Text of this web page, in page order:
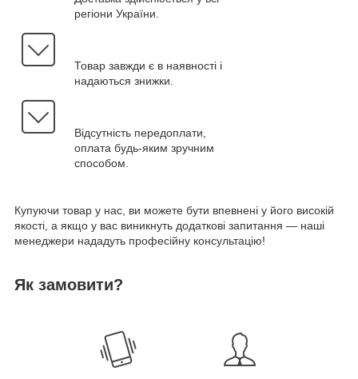
регіони України.
Товар завжди є в наявності і
надаються знижки.
Відсутність передоплати,
оплата будь-яким зручним
способом.
Купуючи товар у нас, ви можете бути впевнені у його високій
якості, а якщо у вас виникнуть додаткові запитання — наші
менеджери нададуть професійну консультацію!
Як замовити?